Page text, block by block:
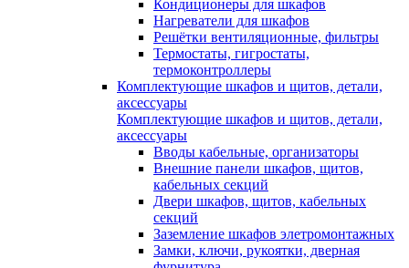
Кондиционеры для шкафов
Нагреватели для шкафов
Решётки вентиляционные, фильтры
Термостаты, гигростаты,
термоконтроллеры
Комплектующие шкафов и щитов, детали,
аксессуары
Комплектующие шкафов и щитов, детали,
аксессуары
Вводы кабельные, организаторы
Внешние панели шкафов, щитов,
кабельных секций
Двери шкафов, щитов, кабельных
секций
Заземление шкафов элетромонтажных
Замки, ключи, рукоятки, дверная